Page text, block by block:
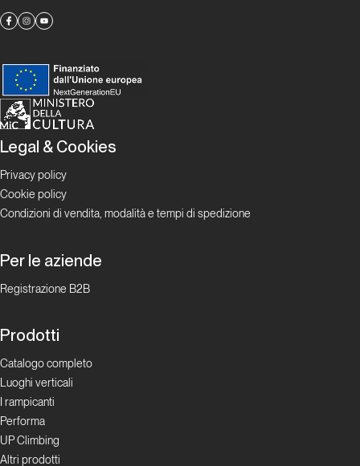
Hansjörg
Auer
Dal passato al
Madre
Roccia
Focus
La
Roccia
di Iris
Bielli
Focus
Focus
Legal & Cookies
Privacy policy
Cookie policy
Condizioni di vendita, modalità e tempi di spedizione
Per le aziende
Registrazione B2B
Prodotti
Catalogo completo
Luoghi verticali
I rampicanti
Performa
UP Climbing
Altri prodotti